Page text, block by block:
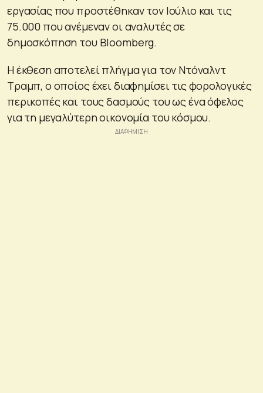
εργασίας που προστέθηκαν τον Ιούλιο και τις
75.000 που ανέμεναν οι αναλυτές σε
δημοσκόπηση του Bloomberg.
Η έκθεση αποτελεί πλήγμα για τον Ντόναλντ
Τραμπ, ο οποίος έχει διαφημίσει τις φορολογικές
περικοπές και τους δασμούς του ως ένα όφελος
για τη μεγαλύτερη οικονομία του κόσμου.